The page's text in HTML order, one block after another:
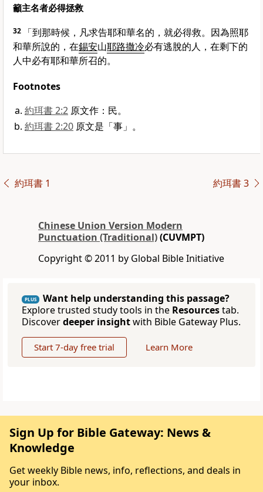
籲主名者必得拯救
32
「到那時候，凡求告耶和華名的，就必得救。因為照耶
和華所說的，在錫安山耶路撒冷必有逃脫的人，在剩下的
人中必有耶和華所召的。
Footnotes
約珥書 2:2 原文作：民。
約珥書 2:20 原文是「事」。
約珥書 1 約珥書 3
Chinese Union Version Modern
Punctuation (Traditional)(CUVMPT)
Copyright © 2011 by Global Bible Initiative
PLUS
Want help understanding this passage?
Explore trusted study tools in the Resourcestab.
Discoverdeeper insightwith Bible Gateway Plus.
Start 7-day free trial Learn More
Sign Up for Bible Gateway: News &
Knowledge
Get weekly Bible news, info, reflections, and deals in
your inbox.